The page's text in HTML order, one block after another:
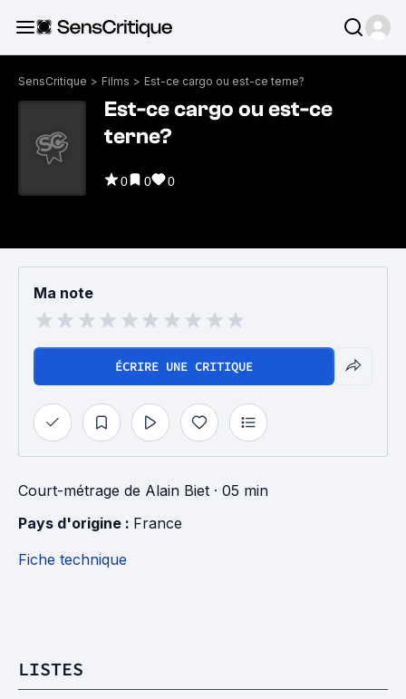
SensCritique > Films > Est-ce cargo ou est-ce terne?
Est-ce cargo ou est-ce
terne?
0 0 0
Ma note
ÉCRIRE UNE CRITIQUE
Court-métrage de Alain Biet · 05 min
Pays d'origine : France
Fiche technique
LISTES